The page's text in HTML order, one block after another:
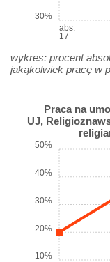
abs.
17
30%
wykres: procent
jakąkolwiek pracę w
Praca na
UJ,
10%
20%
30%
40%
50%